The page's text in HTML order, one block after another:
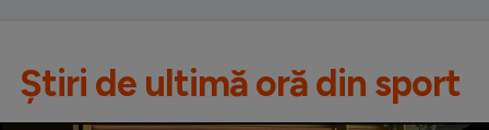
Știri de ultimă oră din sport